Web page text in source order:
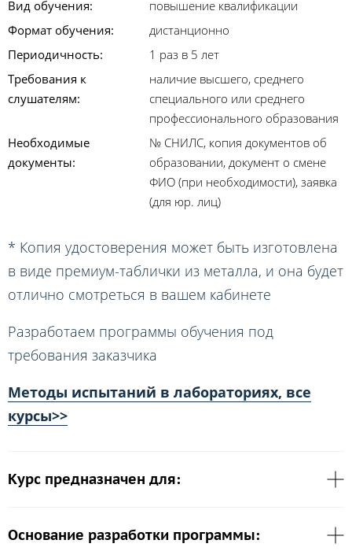
Вид обучения:
повышение квалификации
Формат обучения:
дистанционно
Периодичность:
1 раз в 5 лет
Требования к
слушателям:
наличие высшего, среднего
специального или среднего
профессионального образования
Необходимые
документы:
№ СНИЛС, копия документов об
образовании, документ о смене
ФИО (при необходимости), заявка
(для юр. лиц)
* Копия удостоверения может быть изготовлена
в виде премиум-таблички из металла, и она будет
отлично смотреться в вашем кабинете
Разработаем программы обучения под
требования заказчика
Методы испытаний в лабораториях, все
курсы>>
Курс предназначен для:
Основание разработки программы: